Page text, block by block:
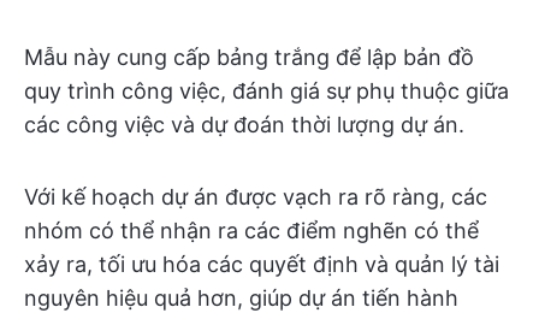
Mẫu này cung cấp bảng trắng để lập bản đồ
quy trình công việc, đánh giá sự phụ thuộc giữa
các công việc và dự đoán thời lượng dự án.
Với kế hoạch dự án được vạch ra rõ ràng, các
nhóm có thể nhận ra các điểm nghẽn có thể
xảy ra, tối ưu hóa các quyết định và quản lý tài
nguyên hiệu quả hơn, giúp dự án tiến hành